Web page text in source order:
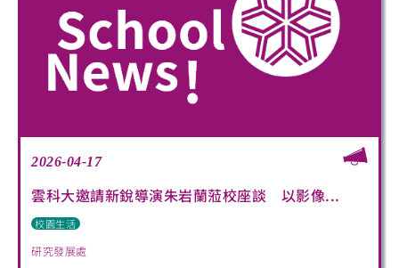
2026-04-17
雲科大邀請新銳導演朱岩蘭蒞校座談 以影像...
校園生活
研究發展處